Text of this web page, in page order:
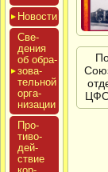
Новос­ти
Све­
дения
об об­ра­
зова­
тель­ной
ор­га­
низа­ции
Про­
тиво­
дей­
ствие
ЦФО